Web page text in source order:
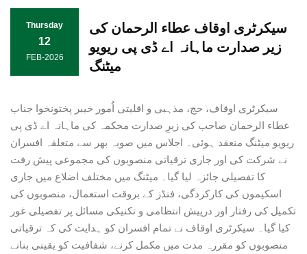
Thursday
12
FEB-2026
سیکرٹری اوقاف عطاء الرحمان کی
زیر صدارت ماہانہ اے ڈی پی ریویو
میٹنگ
سیکرٹری اوقاف، حج، مذہبی و اقلیتی اُمور خیبر پختونخوا جناب
عطاء الرحمان صاحب کی زیرِ صدارت محکمہ کی ماہانہ اے ڈی پی
ریویو میٹنگ منعقد ہوئی۔ اجلاس میں صوبہ بھر سے متعلقہ افسران
نے شرکت کی اور جاری ترقیاتی منصوبوں کی مجموعی پیش رفت
کا تفصیلی جائزہ لیا گیا۔ میٹنگ میں مختلف اضلاع میں جاری
اسکیموں کی کارکردگی، فنڈز کے بروقت استعمال، منصوبوں کی
تکمیل کی رفتار اور درپیش انتظامی و تکنیکی مسائل پر تفصیلی غور
کیا گیا۔ سیکرٹری اوقاف نے تمام افسران کو ہدایت کی کہ ترقیاتی
منصوبوں کو مقررہ مدت میں مکمل کرنے، شفافیت کو یقینی بنانے